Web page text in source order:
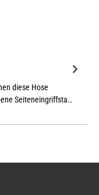
diese Hose
Seiteneingriffsta…